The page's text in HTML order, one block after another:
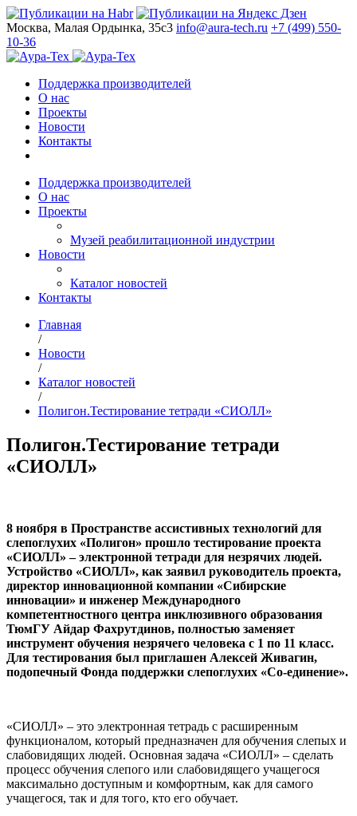
Москва, Малая Ордынка, 35с3 info@aura-tech.ru +7 (499) 550-
10-36
Поддержка производителей
О нас
Проекты
Новости
Контакты
Поддержка производителей
О нас
Проекты
Музей реабилитационной индустрии
Новости
Каталог новостей
Контакты
Главная
/
Новости
/
Каталог новостей
/
Полигон.Тестирование тетради «СИОЛЛ»
Полигон.Тестирование тетради
«СИОЛЛ»
8 ноября в Пространстве ассистивных технологий для
слепоглухих «Полигон» прошло тестирование проекта
«СИОЛЛ» – электронной тетради для незрячих людей.
Устройство «СИОЛЛ», как заявил руководитель проекта,
директор инновационной компании «Сибирские
инновации» и инженер Международного
компетентностного центра инклюзивного образования
ТюмГУ Айдар Фахрутдинов, полностью заменяет
инструмент обучения незрячего человека с 1 по 11 класс.
Для тестирования был приглашен Алексей Живагин,
подопечный Фонда поддержки слепоглухих «Со-единение».
«СИОЛЛ» – это электронная тетрадь с расширенным
функционалом, который предназначен для обучения слепых и
слабовидящих людей. Основная задача «СИОЛЛ» – сделать
процесс обучения слепого или слабовидящего учащегося
максимально доступным и комфортным, как для самого
учащегося, так и для того, кто его обучает.